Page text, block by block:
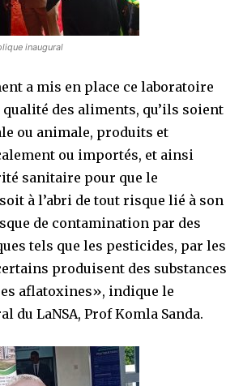
inaugural
a mis en place ce laboratoire
des aliments, qu’ils soient
ou animale, produits et
ou importés, et ainsi
sanitaire pour que le
à l’abri de tout risque lié à son
de contamination par des
tels que les pesticides, par les
produisent des substances
aflatoxines», indique le
du LaNSA, Prof Komla Sanda.